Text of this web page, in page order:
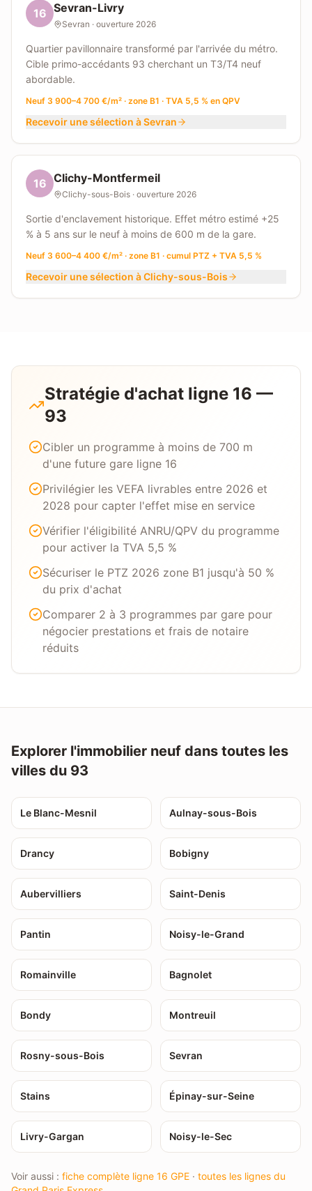
16 Sevran-Livry
Sevran · ouverture 2026
Quartier pavillonnaire transformé par l'arrivée du métro.
Cible primo-accédants 93 cherchant un T3/T4 neuf
abordable.
Neuf 3 900–4 700 €/m² · zone B1 · TVA 5,5 % en QPV
Recevoir une sélection àSevran
16 Clichy-Montfermeil
Clichy-sous-Bois · ouverture 2026
Sortie d'enclavement historique. Effet métro estimé +25
% à 5 ans sur le neuf à moins de 600 m de la gare.
Neuf 3 600–4 400 €/m² · zone B1 · cumul PTZ + TVA 5,5 %
Recevoir une sélection àClichy-sous-Bois
Stratégie d'achat ligne 16 —
93
Cibler un programme à moins de 700 m
d'une future gare ligne 16
Privilégier les VEFA livrables entre 2026 et
2028 pour capter l'effet mise en service
Vérifier l'éligibilité ANRU/QPV du programme
pour activer la TVA 5,5 %
Sécuriser le PTZ 2026 zone B1 jusqu'à 50 %
du prix d'achat
Comparer 2 à 3 programmes par gare pour
négocier prestations et frais de notaire
réduits
Explorer l'immobilier neuf dans toutes les
villes du 93
Le Blanc-Mesnil Aulnay-sous-Bois
Drancy Bobigny
Aubervilliers Saint-Denis
Pantin Noisy-le-Grand
Romainville Bagnolet
Bondy Montreuil
Rosny-sous-Bois Sevran
Stains Épinay-sur-Seine
Livry-Gargan Noisy-le-Sec
Voir aussi : fiche complète ligne 16 GPE · toutes les lignes du